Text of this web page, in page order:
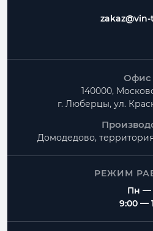
Офис
140000,
г. Люберцы, ул.
Домодедово, территория
РЕЖИМ
Пн —
9:00 —